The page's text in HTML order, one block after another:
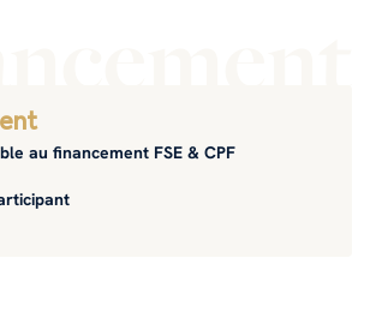
au financement FSE & CPF